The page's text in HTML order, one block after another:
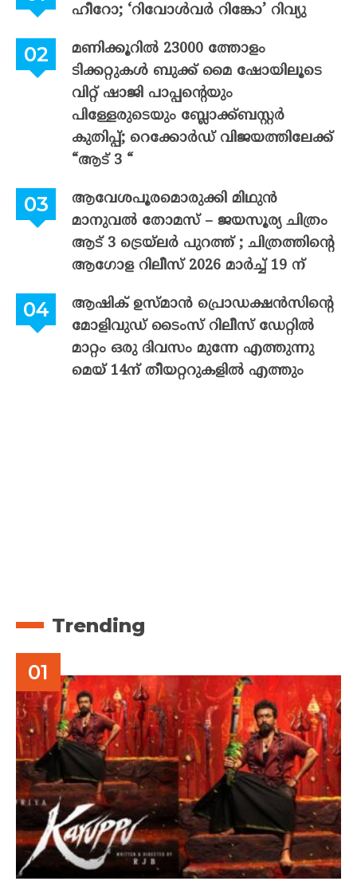
ഹീറോ; ‘റിവോൾവർ റിങ്കോ’ റിവ്യു
മണിക്കൂറിൽ 23000 ത്തോളം
ടിക്കറ്റുകൾ ബുക്ക് മൈ ഷോയിലൂടെ
വിറ്റ് ഷാജി പാപ്പന്റെയും
പിള്ളേരുടെയും ബ്ലോക്ക്ബസ്റ്റർ
കുതിപ്പ്; റെക്കോർഡ് വിജയത്തിലേക്ക്
“ആട് 3 “
ആവേശപൂരമൊരുക്കി മിഥുൻ
മാനുവൽ തോമസ് – ജയസൂര്യ ചിത്രം
ആട് 3 ട്രെയ്‌ലർ പുറത്ത് ; ചിത്രത്തിന്റെ
ആഗോള റിലീസ് 2026 മാർച്ച് 19 ന്
ആഷിക് ഉസ്മാൻ പ്രൊഡക്ഷൻസിന്റെ
മോളിവുഡ് ടൈംസ് റിലീസ് ഡേറ്റിൽ
മാറ്റം ഒരു ദിവസം മുന്നേ എത്തുന്നു
മെയ് 14ന് തീയറ്ററുകളിൽ എത്തും
Trending